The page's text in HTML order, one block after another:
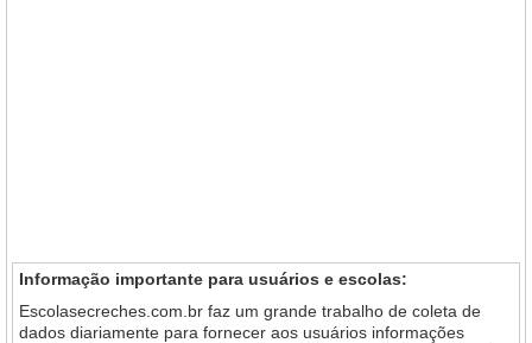
Informação importante para usuários e escolas:
Escolasecreches.com.br faz um grande trabalho de coleta de
dados diariamente para fornecer aos usuários informações